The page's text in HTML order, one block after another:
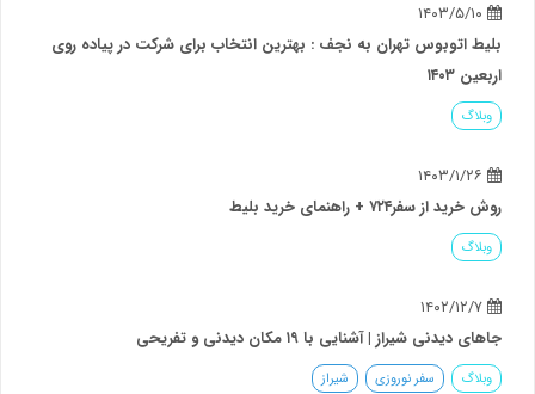
بلیط اتوبوس تهران به نجف : بهترین انتخاب برای شرکت در پیاده روی
اربعین ۱۴۰۳
وبلاگ
روش خرید از سفر۷۲۴ + راهنمای خرید بلیط
وبلاگ
جاهای دیدنی شیراز | آشنایی با ۱۹ مکان دیدنی و تفریحی
وبلاگ سفر نوروزی شیراز